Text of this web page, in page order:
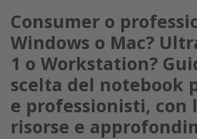
Consumer o
Windows o Mac?
1 o Workstation?
scelta del notebook
e professionisti, con
risorse e